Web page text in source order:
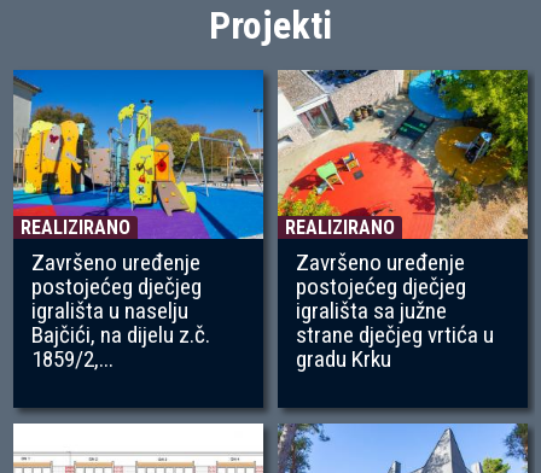
Projekti
REALIZIRANO
Završeno uređenje
postojećeg dječjeg
igrališta u naselju
Bajčići, na dijelu z.č.
1859/2,...
REALIZIRANO
Završeno uređenje
postojećeg dječjeg
igrališta sa južne
strane dječjeg vrtića u
gradu Krku